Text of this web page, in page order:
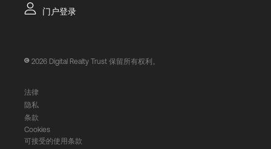
门户登录
2026 Digital Realty Trust 保留所有权利。
法律
隐私
条款
Cookies
可接受的使用条款